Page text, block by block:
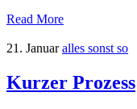
Read More
21. Januar alles sonst so
Kurzer Prozess